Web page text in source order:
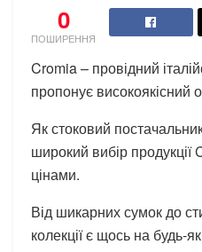
0
ПОШИРЕННЯ
Cromia – провідний
пропонує високоякісний
Як стоковий
широкий вибір
цінами.
Від шикарних сумок до
колекції є щось на будь-